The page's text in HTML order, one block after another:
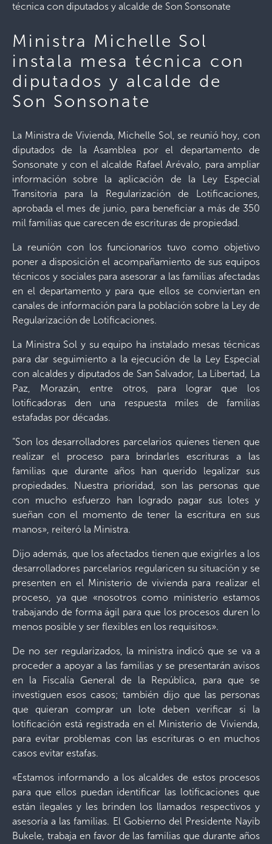
técnica con diputados y alcalde de Son Sonsonate
Ministra Michelle Sol
instala mesa técnica con
diputados y alcalde de
Son Sonsonate
La Ministra de Vivienda, Michelle Sol, se reunió hoy, con
diputados de la Asamblea por el departamento de
Sonsonate y con el alcalde Rafael Arévalo, para ampliar
información sobre la aplicación de la Ley Especial
Transitoria para la Regularización de Lotificaciones,
aprobada el mes de junio, para beneficiar a más de 350
mil familias que carecen de escrituras de propiedad.
La reunión con los funcionarios tuvo como objetivo
poner a disposición el acompañamiento de sus equipos
técnicos y sociales para asesorar a las familias afectadas
en el departamento y para que ellos se conviertan en
canales de información para la población sobre la Ley de
Regularización de Lotificaciones.
La Ministra Sol y su equipo ha instalado mesas técnicas
para dar seguimiento a la ejecución de la Ley Especial
con alcaldes y diputados de San Salvador, La Libertad, La
Paz, Morazán, entre otros, para lograr que los
lotificadoras den una respuesta miles de familias
estafadas por décadas.
“Son los desarrolladores parcelarios quienes tienen que
realizar el proceso para brindarles escrituras a las
familias que durante años han querido legalizar sus
propiedades. Nuestra prioridad, son las personas que
con mucho esfuerzo han logrado pagar sus lotes y
sueñan con el momento de tener la escritura en sus
manos», reiteró la Ministra.
Dijo además, que los afectados tienen que exigirles a los
desarrolladores parcelarios regularicen su situación y se
presenten en el Ministerio de vivienda para realizar el
proceso, ya que «nosotros como ministerio estamos
trabajando de forma ágil para que los procesos duren lo
menos posible y ser flexibles en los requisitos».
De no ser regularizados, la ministra indicó que se va a
proceder a apoyar a las familias y se presentarán avisos
en la Fiscalía General de la República, para que se
investiguen esos casos; también dijo que las personas
que quieran comprar un lote deben verificar si la
lotificación está registrada en el Ministerio de Vivienda,
para evitar problemas con las escrituras o en muchos
casos evitar estafas.
«Estamos informando a los alcaldes de estos procesos
para que ellos puedan identificar las lotificaciones que
están ilegales y les brinden los llamados respectivos y
asesoría a las familias. El Gobierno del Presidente Nayib
Bukele, trabaja en favor de las familias que durante años